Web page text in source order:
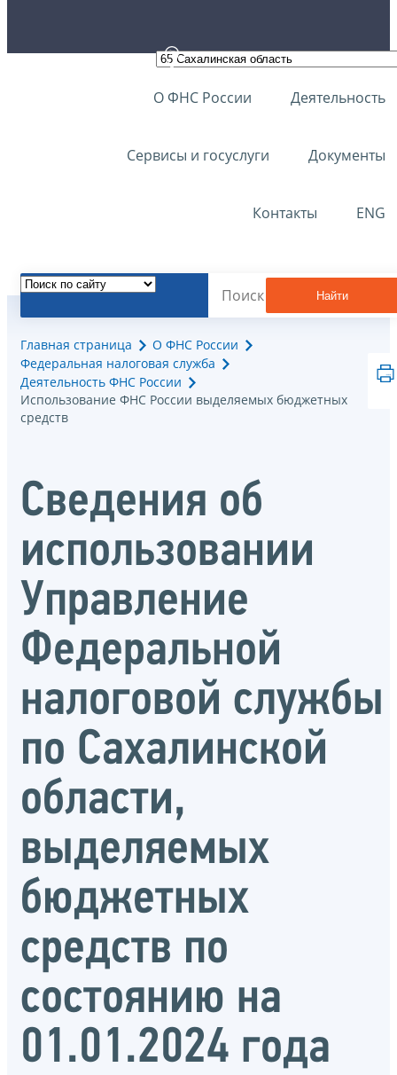
О ФНС России Деятельность
Сервисы и госуслуги Документы
Контакты ENG
Найти
Главная страница
О ФНС России
Федеральная налоговая служба
Деятельность ФНС России
Использование ФНС России выделяемых бюджетных
средств
Сведения об
использовании
Управление
Федеральной
налоговой службы
по Сахалинской
области,
выделяемых
бюджетных
средств по
состоянию на
01.01.2024 года